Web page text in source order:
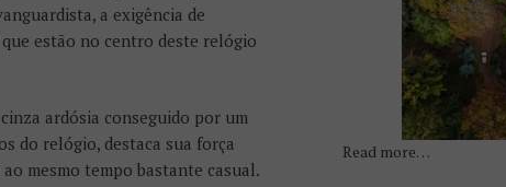
a exigência de
estão no centro deste relógio
ardósia conseguido por um
do relógio, destaca sua força
mesmo tempo bastante casual.
Read more…